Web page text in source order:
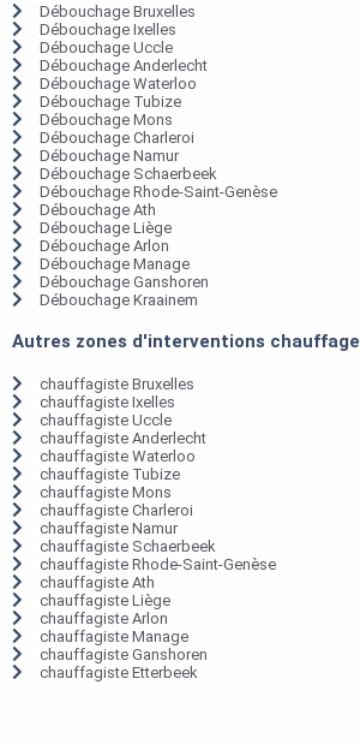
Débouchage Bruxelles
Débouchage Ixelles
Débouchage Uccle
Débouchage Anderlecht
Débouchage Waterloo
Débouchage Tubize
Débouchage Mons
Débouchage Charleroi
Débouchage Namur
Débouchage Schaerbeek
Débouchage Rhode-Saint-Genèse
Débouchage Ath
Débouchage Liège
Débouchage Arlon
Débouchage Manage
Débouchage Ganshoren
Débouchage Kraainem
Autres zones d'interventions chauffage
chauffagiste Bruxelles
chauffagiste Ixelles
chauffagiste Uccle
chauffagiste Anderlecht
chauffagiste Waterloo
chauffagiste Tubize
chauffagiste Mons
chauffagiste Charleroi
chauffagiste Namur
chauffagiste Schaerbeek
chauffagiste Rhode-Saint-Genèse
chauffagiste Ath
chauffagiste Liège
chauffagiste Arlon
chauffagiste Manage
chauffagiste Ganshoren
chauffagiste Etterbeek